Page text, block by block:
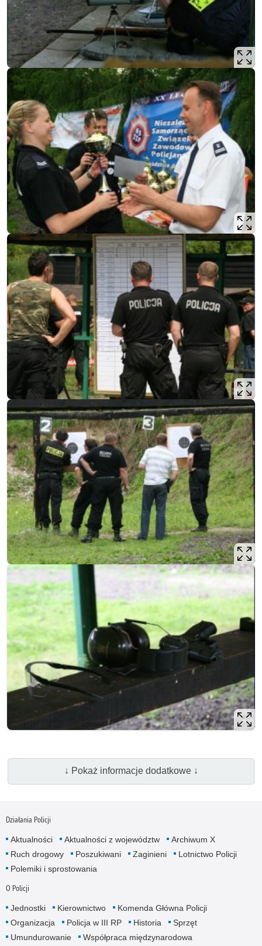
↓ Pokaż informacje dodatkowe ↓
Działania Policji
Aktualności Aktualności z województw
Archiwum X
Ruch drogowy
Poszukiwani Zaginieni
Lotnictwo Policji
Polemiki i sprostowania
O Policji
Jednostki Kierownictwo
Komenda Główna Policji
Organizacja
Policja w III RP Historia
Sprzęt
Umundurowanie
Współpraca międzynarodowa